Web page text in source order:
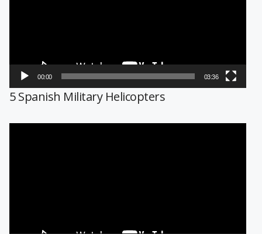
00:00 03:36
5 Spanish Military Helicopters